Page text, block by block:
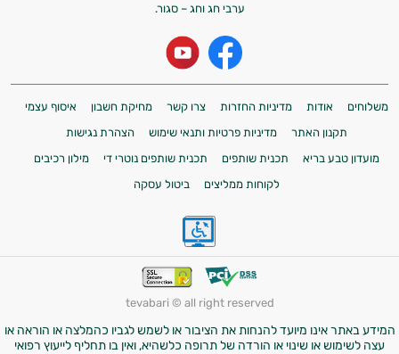
ערבי חג וחג – סגור.
משלוחים אודות מדיניות החזרות צרו קשר מחיקת חשבון
איסוף עצמי
תקנון האתר
מדיניות פרטיות ותנאי שימוש
הצהרת נגישות
מועדון טבע בריא
תכנית שותפים תכנית שותפים נוטרי די
מילון רכיבים
לקוחות ממליצים
ביטול עסקה
tevabari © all right reserved
המידע באתר אינו מיועד להנחות את הציבור או לשמש לגביו כהמלצה או הוראה או
עצה לשימוש או שינוי או הורדה של תרופה כלשהיא, ואין בו תחליף לייעוץ רפואי